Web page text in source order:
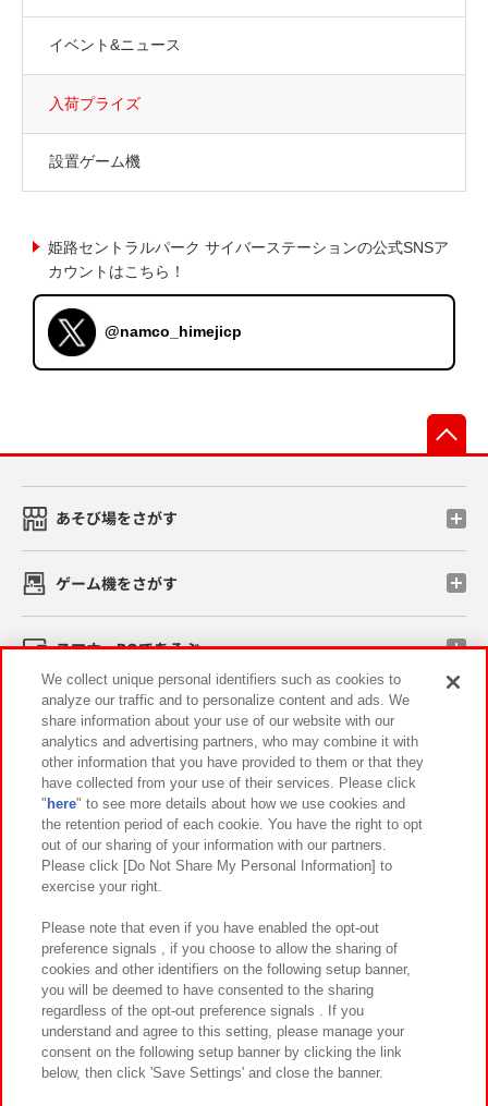
イベント&ニュース
入荷プライズ
設置ゲーム機
姫路セントラルパーク サイバーステーションの公式SNSア
カウントはこちら！
@namco_himejicp
あそび場をさがす
ゲーム機をさがす
スマホ・PCであそぶ
イベント・キャンペーン
関連会社 サステナビリティ サイトポリシー
プライバシーポリシー ウェブアクセシビリティ方針と検証結果
お取引先さまとともに
カスタマーハラスメント対応方針 よくあるご質問・お問い合わせ
©Bandai Namco Amusement Inc.
We collect unique personal identifiers such as cookies to
analyze our traffic and to personalize content and ads. We
share information about your use of our website with our
analytics and advertising partners, who may combine it with
other information that you have provided to them or that they
have collected from your use of their services. Please click
" here" to see more details about how we use cookies and
the retention period of each cookie. You have the right to opt
out of our sharing of your information with our partners.
Please click [Do Not Share My Personal Information] to
exercise your right.
Please note that even if you have enabled the opt-out
preference signals , if you choose to allow the sharing of
cookies and other identifiers on the following setup banner,
you will be deemed to have consented to the sharing
regardless of the opt-out preference signals . If you
understand and agree to this setting, please manage your
consent on the following setup banner by clicking the link
below, then click 'Save Settings' and close the banner.